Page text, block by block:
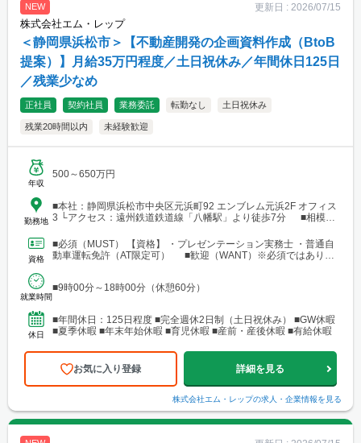
NEW 更新日 : 2026/07/15
株式会社エム・レップ
＜静岡県浜松市＞【不動産開発の企画資料作成（BtoB
提案）】月給35万円程度／土日祝休み／年間休日125日
／残業少なめ
正社員 契約社員 業務委託 転勤なし 土日祝休み
残業20時間以内 未経験歓迎
年収
500～650万円
勤務地
■本社：静岡県浜松市中央区元浜町92 エンブレム元浜2F オフィス
3 └アクセス：遠州鉄道鉄道線「八幡駅」より徒歩7分 ■相模原
「橋本駅」よりバス25分
資格
■必須（MUST） 【資格】 ・プレゼンテーション実務士 ・普通自
動車運転免許（AT限定可） ■歓迎（WANT）※必須ではありま
就業時間
■9時00分～18時00分（休憩60分）
休日
■年間休日：125日程度 ■完全週休2日制（土日祝休み） ■GW休暇
■夏季休暇 ■年末年始休暇 ■育児休暇 ■産前・産後休暇 ■有給休暇
お気に入り登録 詳細を見る
株式会社エム・レップの求人・企業情報を見る